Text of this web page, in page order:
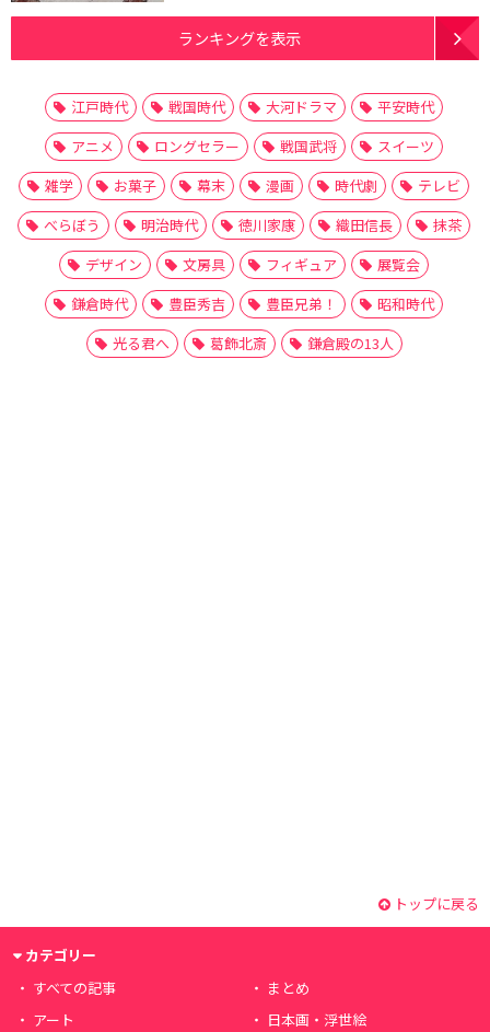
ランキングを表示
江戸時代 戦国時代 大河ドラマ
平安時代
アニメ
ロングセラー 戦国武将
スイーツ
雑学
お菓子 幕末 漫画 時代劇
テレビ
べらぼう
明治時代 徳川家康 織田信長
抹茶
デザイン
文房具 フィギュア
展覧会
鎌倉時代
豊臣秀吉 豊臣兄弟！
昭和時代
光る君へ
葛飾北斎 鎌倉殿の13人
トップに戻る
カテゴリー
すべての記事
まとめ
アート
日本画・浮世絵